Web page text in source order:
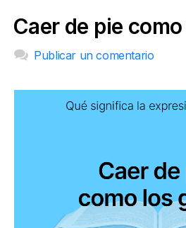
Caer de pie
Publicar un comentario